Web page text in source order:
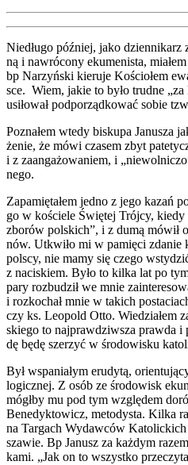
Nie­dłu­go póź­niej, jako
ną i nawró­co­ny eku­me­ni­sta,
bp Narzyń­ski kie­ru­je Kościo­łem
sce. Wiem, jakie to było trud­ne
usi­ło­wał pod­po­rząd­ko­wać sobie
Pozna­łem wte­dy bisku­pa Janu­sza
że­nie, że mówi cza­sem zbyt
i z zaan­ga­żo­wa­niem, i
ne­go.
Zapa­mię­ta­łem jed­no z jego kazań
go w koście­le Świę­tej Trój­cy, kie­dy
zbo­rów pol­skich”, i z dumą mówił
nów. Utkwi­ło mi w pamię­ci zda­nie
pol­scy, nie mamy się cze­go
z naci­skiem. Było to kil­ka lat po
pa­ry roz­bu­dził we mnie
i roz­ko­chał mnie w takich
czy ks. Leopold Otto. Wie­dzia­łem
skie­go to naj­praw­dziw­sza praw­da i
dę będę sze­rzyć w śro­do­wi­sku
Był wspa­nia­łym eru­dy­tą,
lo­gicz­nej. Z osób ze śro­do­wisk
mógł­by mu pod tym wzglę­dem
Bene­dyk­to­wicz, meto­dy­sta. Kil­ka
na Tar­gach Wydaw­ców
sza­wie. Bp Janusz za każ­dym
ka­mi. „Jak on to wszyst­ko